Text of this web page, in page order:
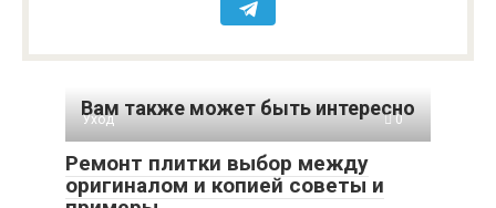
Вам также может быть интересно
Уход 0
Ремонт плитки выбор между
оригиналом и копией советы и